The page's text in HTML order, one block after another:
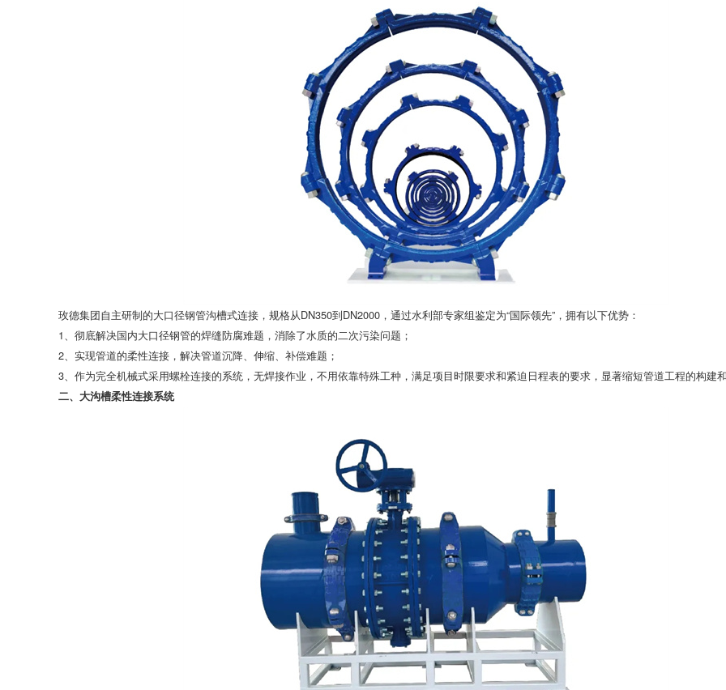
玫德集团自主研制的大口径钢管沟槽式连接，规格从DN350到DN2000，通过水利部专家组鉴定为“国际领先”，拥有以下优势：
1、彻底解决国内大口径钢管的焊缝防腐难题，消除了水质的二次污染问题；
2、实现管道的柔性连接，解决管道沉降、伸缩、补偿难题；
3、作为完全机械式采用螺栓连接的系统，无焊接作业，不用依靠特殊工种，满足项目时限要求和紧迫日程表的要求，显著缩短管道工程的构建和
二、大沟槽柔性连接系统